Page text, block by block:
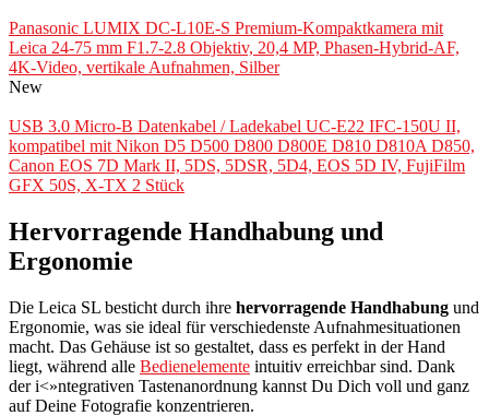
Panasonic LUMIX DC-L10E-S Premium-Kompaktkamera mit
Leica 24-75 mm F1.7-2.8 Objektiv, 20,4 MP, Phasen-Hybrid-AF,
4K-Video, vertikale Aufnahmen, Silber
New
USB 3.0 Micro-B Datenkabel / Ladekabel UC-E22 IFC-150U II,
kompatibel mit Nikon D5 D500 D800 D800E D810 D810A D850,
Canon EOS 7D Mark II, 5DS, 5DSR, 5D4, EOS 5D IV, FujiFilm
GFX 50S, X-TX 2 Stück
Hervorragende Handhabung und
Ergonomie
Die Leica SL besticht durch ihre hervorragende Handhabung und
Ergonomie, was sie ideal für verschiedenste Aufnahmesituationen
macht. Das Gehäuse ist so gestaltet, dass es perfekt in der Hand
liegt, während alle Bedienelemente intuitiv erreichbar sind. Dank
der i<»ntegrativen Tastenanordnung kannst Du Dich voll und ganz
auf Deine Fotografie konzentrieren.